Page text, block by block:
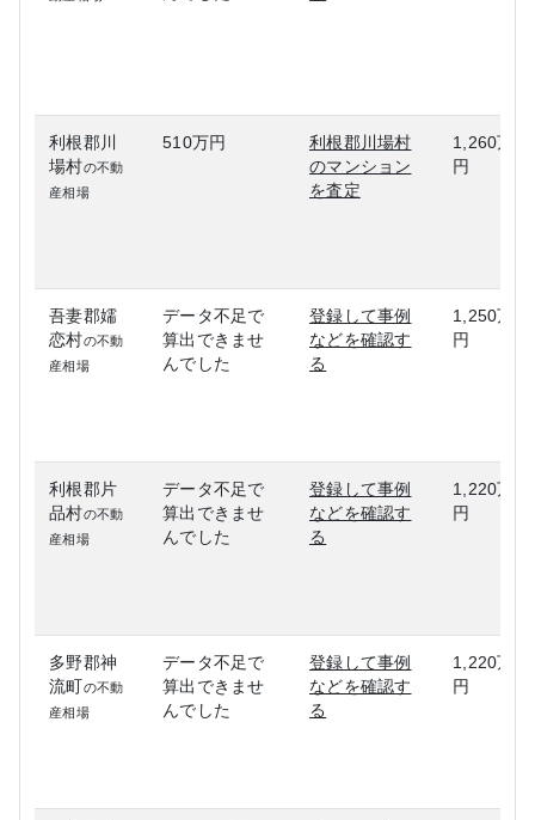
利根郡川
場村の不動
産相場
510万円
利根郡川場村
のマンション
を査定
1,260万
円
吾妻郡嬬
恋村の不動
産相場
データ不足で
算出できませ
んでした
登録して事例
などを確認す
る
1,250万
円
利根郡片
品村の不動
産相場
データ不足で
算出できませ
んでした
登録して事例
などを確認す
る
1,220万
円
多野郡神
流町の不動
産相場
データ不足で
算出できませ
んでした
登録して事例
などを確認す
る
1,220万
円